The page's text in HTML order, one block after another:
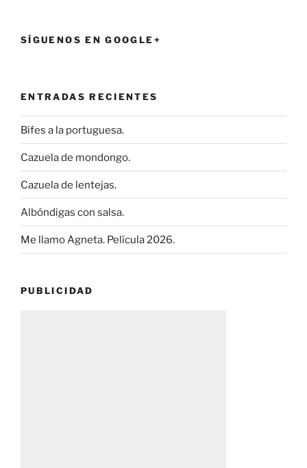
SÍGUENOS EN GOOGLE+
ENTRADAS RECIENTES
Bifes a la portuguesa.
Cazuela de mondongo.
Cazuela de lentejas.
Albóndigas con salsa.
Me llamo Agneta. Película 2026.
PUBLICIDAD